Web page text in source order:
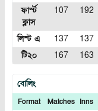
ফার্স্ট
ক্লাস
107 192
লিস্ট এ 137 137
টি২০
167 163
বোলিং
Format Matches Inns